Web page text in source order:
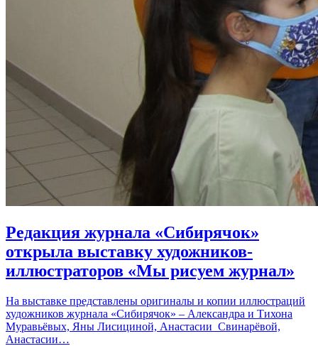
Редакция журнала «Сибирячок»
открыла выставку художников-
иллюстраторов «Мы рисуем журнал»
На выставке представлены оригиналы и копии иллюстраций
художников журнала «Сибирячок» – Александра и Тихона
Муравьёвых, Яны Лисициной, Анастасии Свинарёвой,
Анастасии…